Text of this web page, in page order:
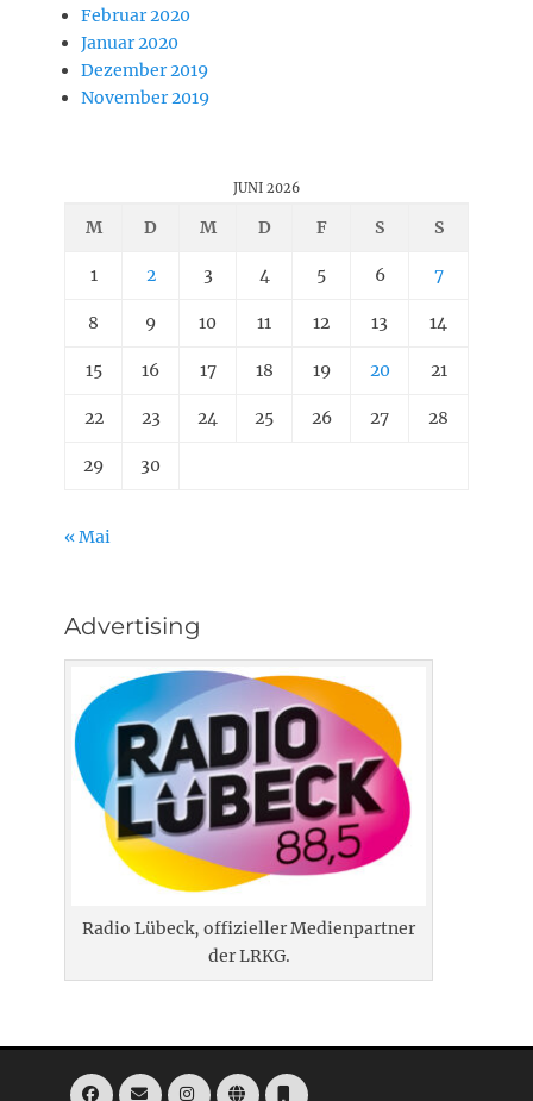
Februar 2020
Januar 2020
Dezember 2019
November 2019
JUNI 2026
M D M D F S S
1 2 3 4 5 6 7
8 9 10 11 12 13 14
15 16 17 18 19 20 21
22 23 24 25 26 27 28
29 30
« Mai
Advertising
Radio Lübeck, offizieller Medienpartner
der LRKG.
Facebook
E-
Instagram
WebsiteTelefon